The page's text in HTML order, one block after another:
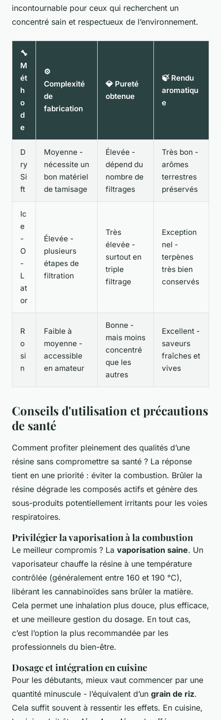
incontournable pour ceux qui recherchent un
concentré sain et respectueux de l’environnement.
🔧
M
ét
h
o
d
e
⚙️
Complexité
de
fabrication
💎 Pureté
obtenue
🍃 Rendu
aromatiqu
e
D
ry
Si
ft
Moyenne -
nécessite un
bon matériel
de tamisage
Élevée -
dépend du
nombre de
filtrages
Très bon -
arômes
terrestres
préservés
Ic
e
-
O
-
L
at
or
Élevée -
plusieurs
étapes de
filtration
Très
élevée -
surtout en
triple
filtrage
Exception
nel -
terpènes
très bien
conservés
R
o
si
n
Faible à
moyenne -
accessible
en amateur
Bonne -
mais moins
concentré
que les
autres
Excellent -
saveurs
fraîches et
vives
Conseils d'utilisation et précautions
de santé
Comment profiter pleinement des qualités d’une
résine sans compromettre sa santé ? La réponse
tient en une priorité : éviter la combustion. Brûler la
résine dégrade les composés actifs et génère des
sous-produits potentiellement irritants pour les voies
respiratoires.
Privilégier la vaporisation à la combustion
Le meilleur compromis ? La vaporisation saine. Un
vaporisateur chauffe la résine à une température
contrôlée (généralement entre 160 et 190 °C),
libérant les cannabinoïdes sans brûler la matière.
Cela permet une inhalation plus douce, plus efficace,
et une meilleure gestion du dosage. En tout cas,
c’est l’option la plus recommandée par les
professionnels du bien-être.
Dosage et intégration en cuisine
Pour les débutants, mieux vaut commencer par une
quantité minuscule - l’équivalent d’un grain de riz.
Cela suffit souvent à ressentir les effets. En cuisine,